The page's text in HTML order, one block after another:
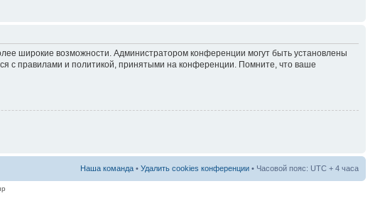
широкие возможности. Администратором конференции могут быть установлены
с правилами и политикой, принятыми на конференции. Помните, что ваше
Наша команда • Удалить cookies конференции • Часовой пояс: UTC + 4 часа